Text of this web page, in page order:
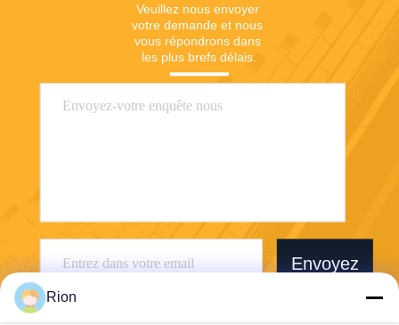
Veuillez nous envoyer
votre demande et nous
vous répondrons dans
les plus brefs délais.
Envoyez
Rion